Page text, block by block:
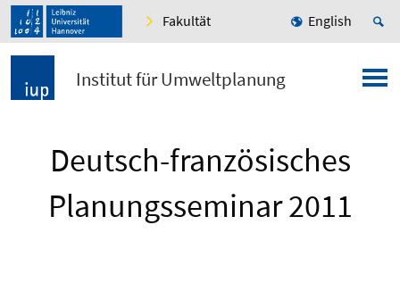
Fakultät English
Institut für Umweltplanung
Deutsch-französisches
Planungsseminar 2011